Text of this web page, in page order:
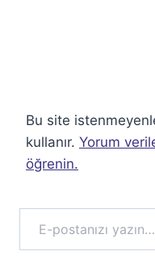
Bu site
kullanır. Yorum
öğrenin.
E-postanızı yazın…